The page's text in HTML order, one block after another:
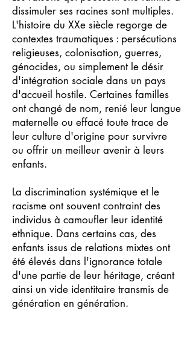
dissimuler ses racines sont multiples.
L'histoire du XXe siècle regorge de
contextes traumatiques : persécutions
religieuses, colonisation, guerres,
génocides, ou simplement le désir
d'intégration sociale dans un pays
d'accueil hostile. Certaines familles
ont changé de nom, renié leur langue
maternelle ou effacé toute trace de
leur culture d'origine pour survivre
ou offrir un meilleur avenir à leurs
enfants.
La discrimination systémique et le
racisme ont souvent contraint des
individus à camoufler leur identité
ethnique. Dans certains cas, des
enfants issus de relations mixtes ont
été élevés dans l'ignorance totale
d'une partie de leur héritage, créant
ainsi un vide identitaire transmis de
génération en génération.